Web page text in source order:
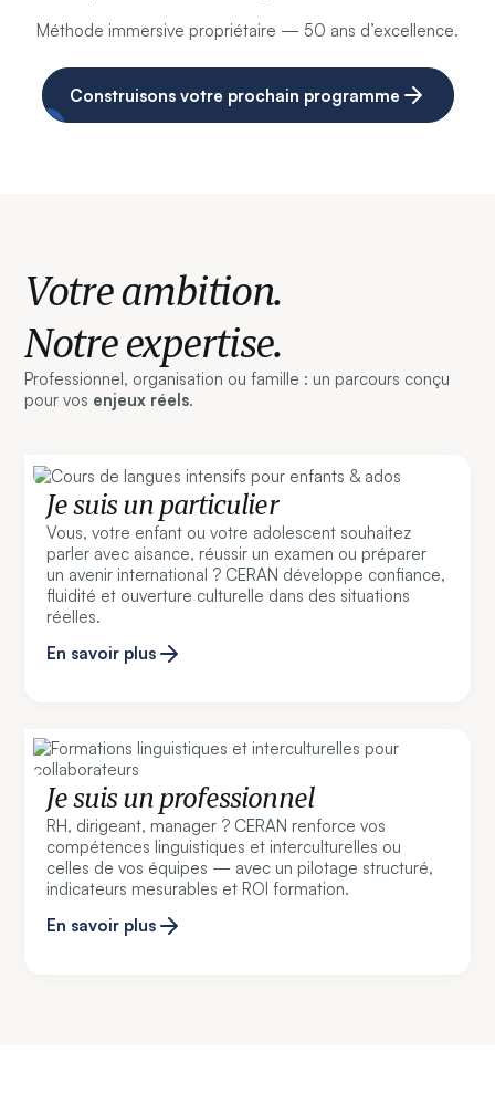
Méthode immersive propriétaire — 50 ans d’excellence.
Construisons votre prochain programme
Votre ambition.
Notre expertise.
Professionnel, organisation ou famille : un parcours conçu
pour vos enjeux réels.
Je suis un particulier
Vous, votre enfant ou votre adolescent souhaitez
parler avec aisance, réussir un examen ou préparer
un avenir international ? CERAN développe confiance,
fluidité et ouverture culturelle dans des situations
réelles.
En savoir plus
Je suis un professionnel
RH, dirigeant, manager ? CERAN renforce vos
compétences linguistiques et interculturelles ou
celles de vos équipes — avec un pilotage structuré,
indicateurs mesurables et ROI formation.
En savoir plus